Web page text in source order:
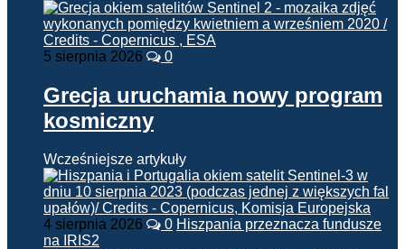
5 sierpnia 2026 0
Grecja uruchamia nowy program
kosmiczny
Wcześniejsze artykuły
4 sierpnia 2026 0 Hiszpania przeznacza fundusze
na IRIS2